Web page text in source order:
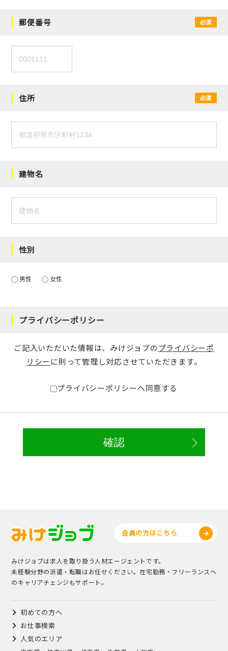
郵便番号 必須
住所 必須
建物名
性別
男性 女性
プライバシーポリシー
ご記入いただいた情報は、みけジョブのプライバシーポ
リシー に則って管理し対応させていただきます。
プライバシーポリシーへ同意する
会員の方はこちら
みけジョブは求人を取り扱う人材エージェントです。
未経験分野の派遣・転職はお任せください。在宅勤務・フリーランスへ
のキャリアチェンジもサポート。
初めての方へ
お仕事検索
人気のエリア